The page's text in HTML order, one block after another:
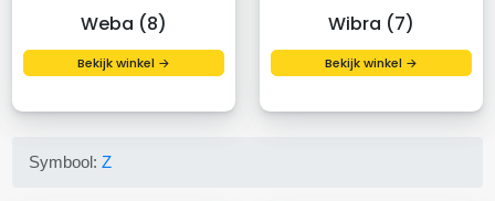
Weba (8)
Bekijk winkel →
Wibra (7)
Bekijk winkel →
Symbool:Z